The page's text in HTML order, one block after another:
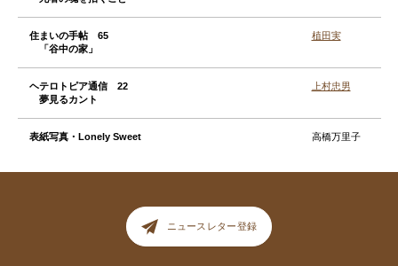
住まいの手帖 65
「谷中の家」
植田実
ヘテロトピア通信 22
夢見るカント
上村忠男
表紙写真・Lonely Sweet 高橋万里子
ニュースレター登録